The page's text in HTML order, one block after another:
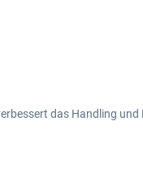
das Handling und